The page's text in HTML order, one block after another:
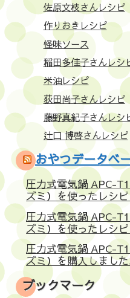
佐原文枝さんレシピ
作りおきレシピ
怪味ソース
稲田多佳子さんレシ
米油レシピ
荻田尚子さんレシピ
藤野真紀子さんレシ
辻口 博啓さんレシピ
おやつデータベ
圧力式電気鍋 APC-
ズミ）を使ったレシ
圧力式電気鍋 APC-
ズミ）を使ったレシ
圧力式電気鍋 APC-
ズミ）を購入しまし
ブックマーク